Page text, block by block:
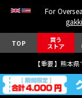
For
TOP 買う
ストア
【重要】熊本